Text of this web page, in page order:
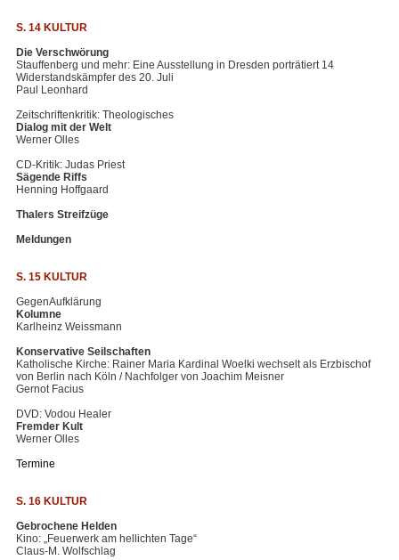
S. 14 KULTUR
Die Verschwörung
Stauffenberg und mehr: Eine Ausstellung in Dresden porträtiert 14
Widerstandskämpfer des 20. Juli
Paul Leonhard
Zeitschriftenkritik: Theologisches
Dialog mit der Welt
Werner Olles
CD-Kritik: Judas Priest
Sägende Riffs
Henning Hoffgaard
Thalers Streifzüge
Meldungen
S. 15 KULTUR
GegenAufklärung
Kolumne
Karlheinz Weissmann
Konservative Seilschaften
Katholische Kirche: Rainer Maria Kardinal Woelki wechselt als Erzbischof
von Berlin nach Köln / Nachfolger von Joachim Meisner
Gernot Facius
DVD: Vodou Healer
Fremder Kult
Werner Olles
Termine
S. 16 KULTUR
Gebrochene Helden
Kino: „Feuerwerk am hellichten Tage“
Claus-M. Wolfschlag